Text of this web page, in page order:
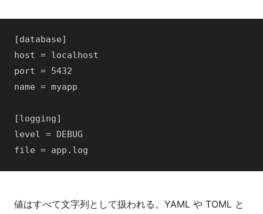
[database]
host = localhost
port = 5432
name = myapp
[logging]
level = DEBUG
file = app.log
値はすべて文字列として扱われる。YAML や TOML と